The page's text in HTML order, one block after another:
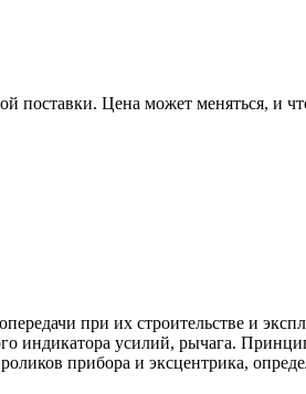
поставки. Цена может меняться, и
при их строительстве и
индикатора усилий, рычага.
прибора и эксцентрика,